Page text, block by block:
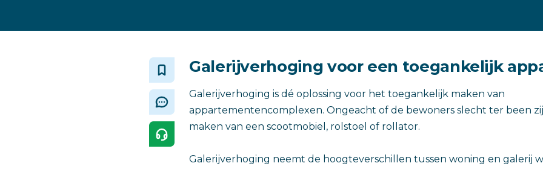
Galerijverhoging voor een toegankelijk
Galerijverhoging is dé oplossing voor het toegankelijk maken van
appartementencomplexen. Ongeacht of de bewoners slecht ter been
maken van een scootmobiel, rolstoel of rollator.
Galerijverhoging neemt de hoogteverschillen tussen woning en galerij